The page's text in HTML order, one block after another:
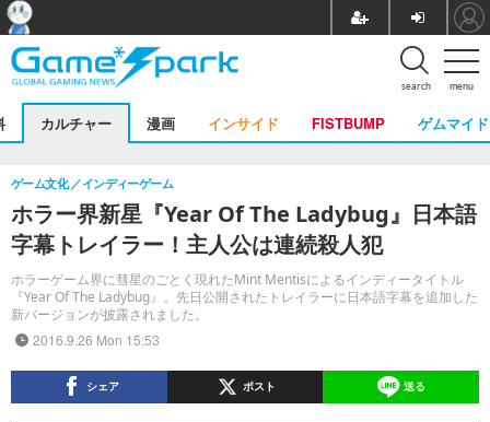
menu
search
カルチャー 漫画 インサイド FISTBUMP ゲムマイド
ホラー界新星『Year Of The Ladybug』日本語
字幕トレイラー！主人公は連続殺人犯
ホラーゲーム界に彗星のごとく現れたMint Mentisによるインディータイトル
『Year Of The Ladybug』。先日公開されたトレイラーに日本語字幕を追加した
新バージョンが披露されました。
ゲーム文化 インディーゲーム
2016.9.26 Mon 15:53
シェア ポスト 送る